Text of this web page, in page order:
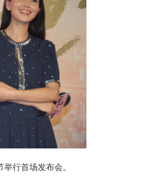
行首场发布会。